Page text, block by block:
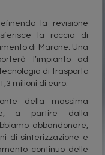
la revisione
la roccia di
di Marone. Una
l’impianto ad
di trasporto
milioni di euro.
della massima
a partire dalla
abbandonare,
di sinterizzazione e
continuo delle